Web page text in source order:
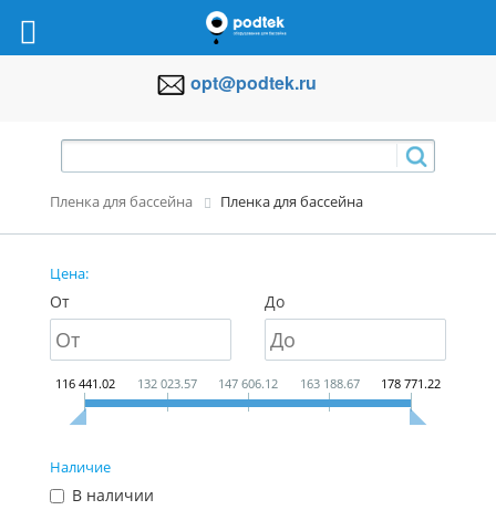
opt@podtek.ru
Пленка для бассейна Пленка для бассейна
Цена:
От До
116 441.02 132 023.57 147 606.12 163 188.67 178 771.22
Наличие
В наличии